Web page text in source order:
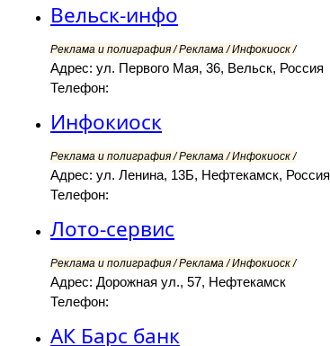
Вельск-инфо
Реклама и полиграфия / Реклама / Инфокиоск /
Адрес: ул. Первого Мая, 36, Вельск, Россия
Телефон:
Инфокиоск
Реклама и полиграфия / Реклама / Инфокиоск /
Адрес: ул. Ленина, 13Б, Нефтекамск, Россия
Телефон:
Лото-сервис
Реклама и полиграфия / Реклама / Инфокиоск /
Адрес: Дорожная ул., 57, Нефтекамск
Телефон:
АК Барс банк